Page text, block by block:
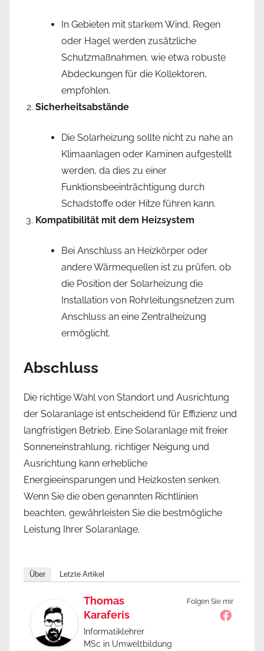
In Gebieten mit starkem Wind, Regen
oder Hagel werden zusätzliche
Schutzmaßnahmen, wie etwa robuste
Abdeckungen für die Kollektoren,
empfohlen.
Sicherheitsabstände
Die Solarheizung sollte nicht zu nahe an
Klimaanlagen oder Kaminen aufgestellt
werden, da dies zu einer
Funktionsbeeinträchtigung durch
Schadstoffe oder Hitze führen kann.
Kompatibilität mit dem Heizsystem
Bei Anschluss an Heizkörper oder
andere Wärmequellen ist zu prüfen, ob
die Position der Solarheizung die
Installation von Rohrleitungsnetzen zum
Anschluss an eine Zentralheizung
ermöglicht.
Abschluss
Die richtige Wahl von Standort und Ausrichtung
der Solaranlage ist entscheidend für Effizienz und
langfristigen Betrieb. Eine Solaranlage mit freier
Sonneneinstrahlung, richtiger Neigung und
Ausrichtung kann erhebliche
Energieeinsparungen und Heizkosten senken.
Wenn Sie die oben genannten Richtlinien
beachten, gewährleisten Sie die bestmögliche
Leistung Ihrer Solaranlage.
Über Letzte Artikel
Folgen Sie mir
Thomas
Karaferis
Informatiklehrer
MSc in Umweltbildung